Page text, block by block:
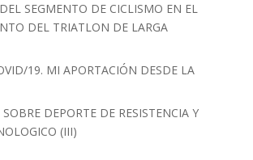
SEGMENTO DE CICLISMO EN EL
DEL TRIATLON DE LARGA
19. MI APORTACIÓN DESDE LA
SOBRE DEPORTE DE RESISTENCIA Y
(III)